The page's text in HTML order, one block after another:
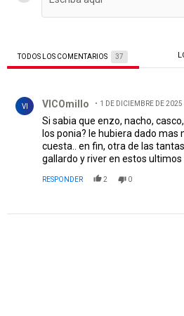
TODOS LOS COMENTARIOS 37
VI VICOmillo 1 DE DICIEMBRE DE 2025
Si sabia que enzo, nacho,
los ponia? le hubiera dado mas
cuesta.. en fin, otra de las
gallardo y river en estos
RESPONDER 2 0